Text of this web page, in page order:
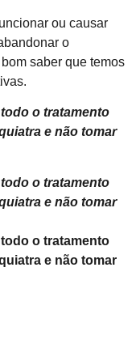
ou causar
o
saber que temos
o tratamento
e não tomar
o tratamento
e não tomar
o tratamento
e não tomar